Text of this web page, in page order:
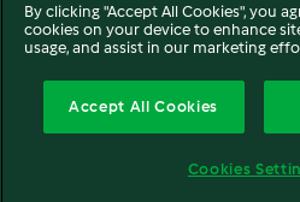
By clicking "Accept All Cookies", you
cookies on your device to enhance
usage, and assist in our marketing
Accept All Cookies
Cookies